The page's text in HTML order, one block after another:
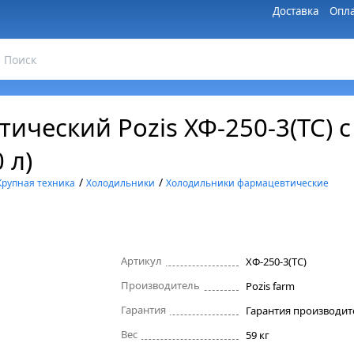
Доставка
Pozis ХФ-250-3(ТС)
л)
техника /Холодильники /Холодильники фармацевтические
Артикул
ХФ-250-3(ТС)
Производитель
Pozis farm
Гарантия
Вес
59 кг